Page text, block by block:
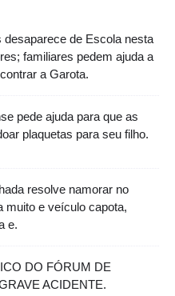
desaparece de Escola nesta
familiares pedem ajuda a
a Garota.
pede ajuda para que as
plaquetas para seu filho.
resolve namorar no
muito e veículo capota,
e.
DO FÓRUM DE
ACIDENTE.